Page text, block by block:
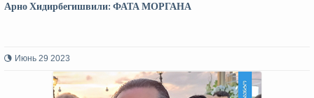
Арно Хидирбегишвили: ФАТА МОРГАНА
Июнь 29 2023